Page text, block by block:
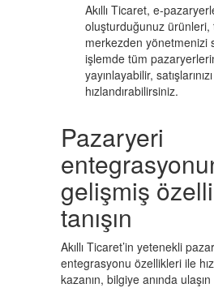
Akıllı Ticaret, e-
oluşturduğunuz ürünleri,
merkezden yönetmenizi
işlemde tüm
yayınlayabilir, satışlarınızı
hızlandırabilirsiniz.
Pazaryeri
gelişmiş
tanışın
Akıllı Ticaret’in yetenekli
entegrasyonu özellikleri ile
kazanın, bilgiye anında ulaşın